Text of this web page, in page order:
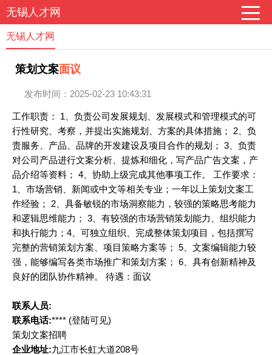
无锡人才网
无锡人才网
策划文案面议
发布时间：2025-02-23 10:43:31
工作职责： 1、负责公司发展规划、发展模式和管理模式的可
行性研究、考察，并提出实施规划、方案的具体措施； 2、负
责服务、产品、品牌的开发建设及项目合作的规划； 3、负责
对公司产品进行文案分析、提炼和细化，写产品广告文案，产
品介绍等资料； 4、协助上级完成其他事项工作。 工作要求：
1、市场营销、新闻或中文等相关专业；一年以上策划文案工
作经验； 2、具备敏锐的市场洞察能力，较强的策略思考能力
和逻辑思维能力； 3、有较强的市场营销策划能力、组织能力
和执行能力；4、可独立组织、完成整体策划项目，包括撰写
完整的营销策划方案、项目策略方案等； 5、文案编辑能力较
强，能够编写各类市场推广和策划方案； 6、具有创新精神及
良好的团队协作精神。 待遇：面议
联系人员:
联系电话:**** (登陆可见)
策划文案招聘
企业地址:九江市长虹大道208号